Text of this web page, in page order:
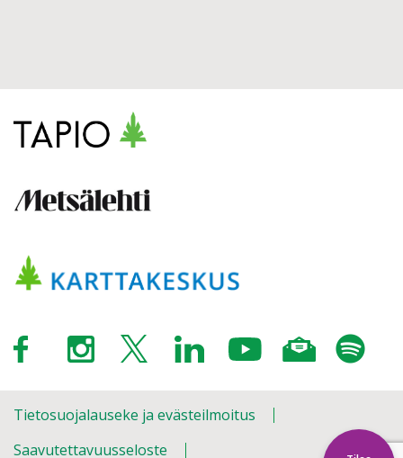
Tietosuojalauseke ja evästeilmoitus
Saavutettavuusseloste